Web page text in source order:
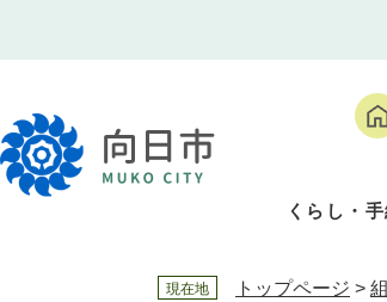
先
頭
で
を
飛
ば
くらし・
現在地 トップページ >